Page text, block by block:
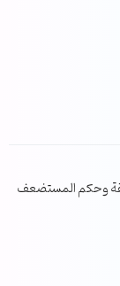
وحكم المستضعف